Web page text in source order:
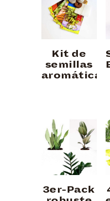
Kit de
semillas
aromáticas
3er-Pack